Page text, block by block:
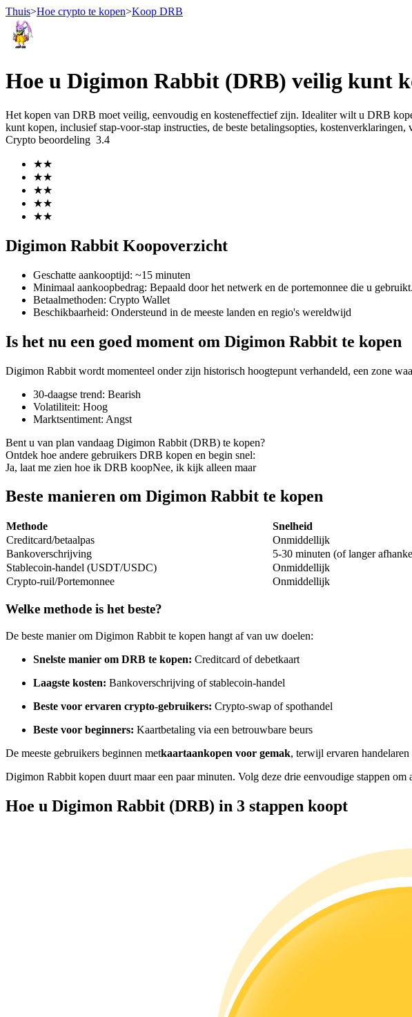
USDT-futures
COIN-M-futures
Cryptocurrency-futures
TradFi
Derivaten voor aandelen, forex, edelmetalen en grondstoffen
USDC-futures
Futures met USDC als onderpand
Kopiëren Handel
Sluit je aan bij top traders
Geniet van winstdeling en copy trading commissies
Thuis>Hoe crypto te kopen>Koop DRB
Hoe u Digimon Rabbit (DRB) veilig kunt
Het kopen van DRB moet veilig, eenvoudig en kosteneffectief zijn. Idealiter wilt u DRB
kunt kopen, inclusief stap-voor-stap instructies, de beste betalingsopties,
Crypto beoordeling 3.4
★★
★★
★★
★★
★★
Digimon Rabbit Koopoverzicht
Geschatte aankooptijd: ~15 minuten
Minimaal aankoopbedrag: Bepaald door het netwerk en de portemonnee die u gebruikt.
Betaalmethoden: Crypto Wallet
Beschikbaarheid: Ondersteund in de meeste landen en regio's wereldwijd
Is het nu een goed moment om Digimon Rabbit te kopen
Digimon Rabbit wordt momenteel onder zijn historisch hoogtepunt verhandeld, een zone
30-daagse trend: Bearish
Volatiliteit: Hoog
Marktsentiment: Angst
Bent u van plan vandaag Digimon Rabbit (DRB) te kopen?
Ontdek hoe andere gebruikers DRB kopen en begin snel:
Ja, laat me zien hoe ik DRB koopNee, ik kijk alleen maar
Beste manieren om Digimon Rabbit te kopen
Methode Snelheid
Creditcard/betaalpas
Onmiddellijk
Bankoverschrijving
5-30 minuten (of langer
Stablecoin-handel (USDT/USDC)
Onmiddellijk
Crypto-ruil/Portemonnee
Onmiddellijk
Welke methode is het beste?
De beste manier om Digimon Rabbit te kopen hangt af van uw doelen:
Snelste manier om DRB te kopen: Creditcard of debetkaart
Laagste kosten: Bankoverschrijving of stablecoin-handel
Beste voor ervaren crypto-gebruikers: Crypto-swap of spothandel
Beste voor beginners: Kaartbetaling via een betrouwbare beurs
De meeste gebruikers beginnen metkaartaankopen voor gemak, terwijl ervaren
Digimon Rabbit kopen duurt maar een paar minuten. Volg deze drie eenvoudige stappen om
Hoe u Digimon Rabbit (DRB) in 3 stappen koopt